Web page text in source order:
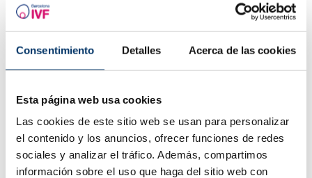
Consentimiento Detalles Acerca de las cookies
Esta página web usa cookies
Las cookies de este sitio web se usan para personalizar
el contenido y los anuncios, ofrecer funciones de redes
sociales y analizar el tráfico. Además, compartimos
información sobre el uso que haga del sitio web con
Come e quando effettuare un test di ovulazione?
seguire queste raccomandazioni:
Non urinare nelle 4 ore precedenti al test.
Evitare la prima urina del mattino, poiché potrebbe
essere troppo concentrata e generare un falso
positivo.